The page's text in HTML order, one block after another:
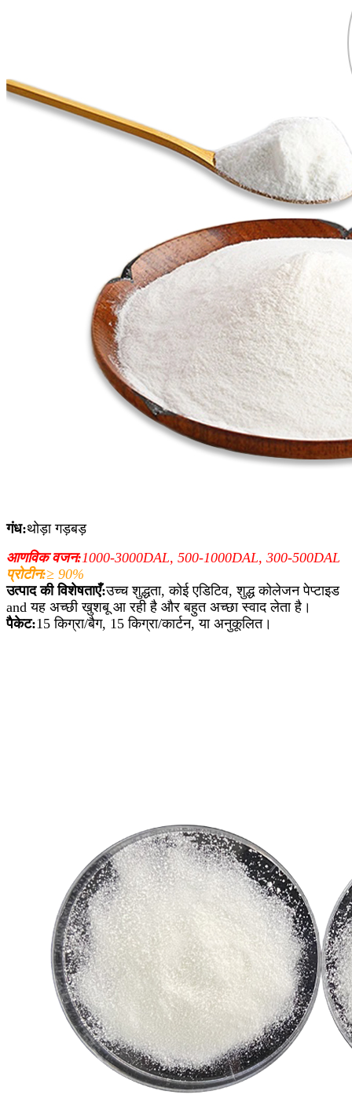
गंध:थोड़ा गड़बड़
आणविक वजन:1000-3000DAL, 500-1000DAL, 300-500DAL
प्रोटीन:≥ 90%
उत्पाद की विशेषताएँ:उच्च शुद्धता, कोई एडिटिव, शुद्ध कोलेजन पेप्टाइड
and यह अच्छी खुशबू आ रही है और बहुत अच्छा स्वाद लेता है।
पैकेट:15 किग्रा/बैग, 15 किग्रा/कार्टन, या अनुकूलित।